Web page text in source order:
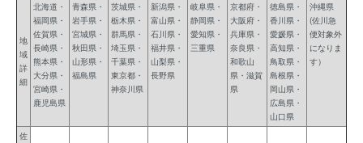
地
域
詳
細
北海道・
福岡県・
佐賀県・
長崎県・
熊本県・
大分県・
宮崎県・
鹿児島県
青森県・
岩手県・
宮城県・
秋田県・
山形県・
福島県
茨城県・
栃木県・
群馬県・
埼玉県・
千葉県・
東京都・
神奈川県
新潟県・
富山県・
石川県・
福井県・
山梨県・
長野県
岐阜県・
静岡県・
愛知県・
三重県
京都府・
大阪府・
兵庫県・
奈良県・
和歌山
県・滋賀
県
徳島県・
香川県・
愛媛県・
高知県・
鳥取県・
島根県・
岡山県・
広島県・
山口県
沖縄県
(佐川急
便対象外
になりま
す）
佐